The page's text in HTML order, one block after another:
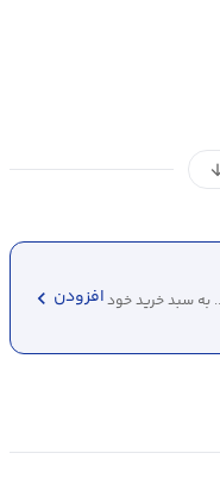
به سبد خرید خودافزودن chevron_left